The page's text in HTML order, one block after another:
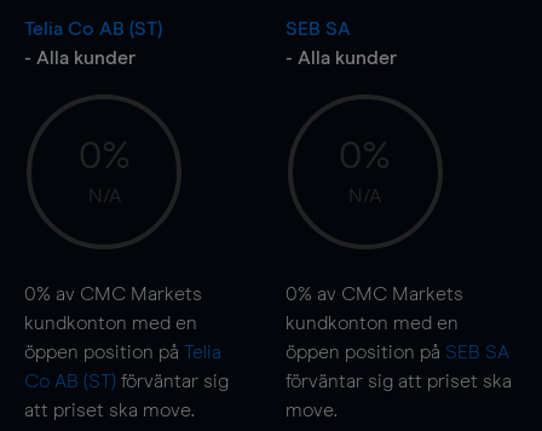
Telia Co AB (ST)
- Alla kunder
0%
N/A
0% av CMC Markets
kundkonton med en
öppen position på Telia
Co AB (ST) förväntar sig
att priset ska move.
SEB SA
- Alla kunder
0%
N/A
0% av CMC Markets
kundkonton med en
öppen position på SEB SA
förväntar sig att priset ska
move.